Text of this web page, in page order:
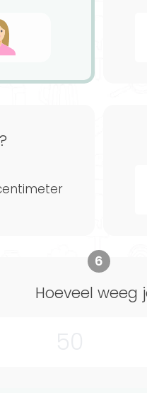
6
Hoeveel weeg